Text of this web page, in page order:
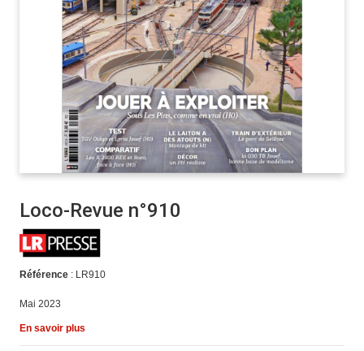
Loco-Revue n°910
Référence: LR910
Mai 2023
En savoir plus